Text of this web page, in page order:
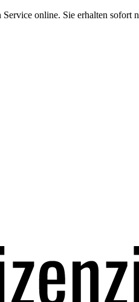
online. Sie erhalten sofort